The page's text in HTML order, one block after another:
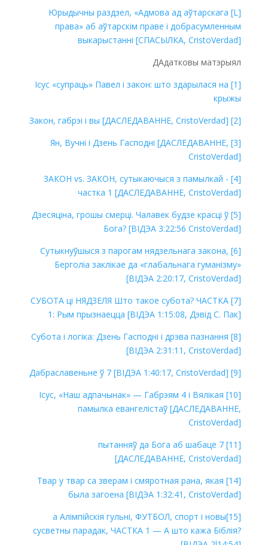
[L] Юрыдычны раздзел, «Адмова ад аўтарскага
права» аб аўтарскім праве і добрасумленным
выкарыстанні [СПАСЫЛКА, CristoVerdad]
ДАдатковы матэрыял
[1] Ісус «супраць» Павел і закон: што здарылася на
крыжы
[2] Закон, габрэі і вы [ДАСЛЕДАВАННЕ, CristoVerdad]
[3] Ян, Вучні і Дзень Гасподні [ДАСЛЕДАВАННЕ,
CristoVerdad]
[4] ЗАКОН vs. ЗАКОН, сутыкаючыся з памылкай -
частка 1 [ДАСЛЕДАВАННЕ, CristoVerdad]
[5] Дзесяціна, грошы смерці. Чалавек будзе красці ў
Бога? [ВІДЭА 3:22:56 CristoVerdad]
[6] Сутыкнуўшыся з парогам нядзельнага закона,
Берголіа заклікае да «глабальнага гуманізму»
[ВІДЭА 2:20:17, CristoVerdad]
[7] СУБОТА ці НЯДЗЕЛЯ Што такое субота? ЧАСТКА
1: Рым прызнаецца [ВІДЭА 1:15:08, Дэвід С. Пак]
[8] Субота і логіка: Дзень Гасподні і дрэва пазнання
[ВІДЭА 2:31:11, CristoVerdad]
[9] Дабраславеньне ў 7 [ВІДЭА 1:40:17, CristoVerdad]
[10] Ісус, «Наш адпачынак» — Габрэям 4 і Вялікая
памылка евангелістаў [ДАСЛЕДАВАННЕ,
CristoVerdad]
[11] 7 пытанняў да Бога аб шабаце
[ДАСЛЕДАВАННЕ, CristoVerdad]
[14] Твар у твар са зверам і смяротная рана, якая
была загоена [ВІДЭА 1:32:41, CristoVerdad]
[15]a Алімпійскія гульні, ФУТБОЛ, спорт і новы
сусветны парадак, ЧАСТКА 1 — А што кажа Біблія?